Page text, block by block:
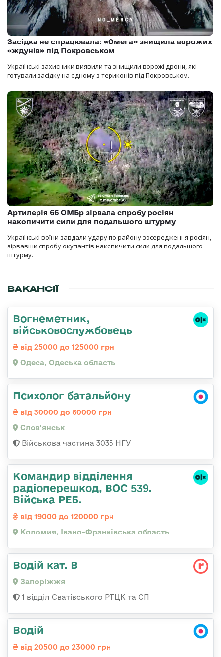
Засідка не спрацювала: «Омега» знищила ворожих
«ждунів» під Покровськом
Українські захисники виявили та знищили ворожі дрони, які
готували засідку на одному з териконів під Покровськом.
Артилерія 66 ОМБр зірвала спробу росіян
накопичити сили для подальшого штурму
Українські воїни завдали удару по району зосередження росіян,
зірвавши спробу окупантів накопичити сили для подальшого
штурму.
ВАКАНСІЇ
Вогнеметник,
військовослужбовець
від 25000 до 125000 грн
Одеса, Одеська область
Психолог батальйону
від 30000 до 60000 грн
Слов'янськ
Військова частина 3035 НГУ
Командир відділення
радіоперешкод, ВОС 539.
Війська РЕБ.
від 19000 до 120000 грн
Коломия, Івано-Франківська область
Водій кат. В
Запоріжжя
1 відділ Сватівського РТЦК та СП
Водій
від 20500 до 23000 грн